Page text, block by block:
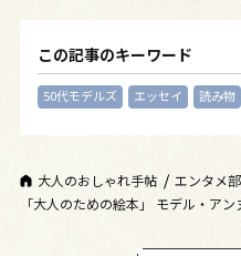
この記事のキーワード
50代モデルズ エッセイ 読み物
大人のおしゃれ手帖
エンタメ部
「大人のための絵本」 モデル・ア